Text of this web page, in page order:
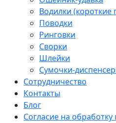
Водилки (короткие
Поводки
Ринговки
Сворки
Шлейки
Сумочки-
Сотрудничество
Контакты
Блог
Согласие на